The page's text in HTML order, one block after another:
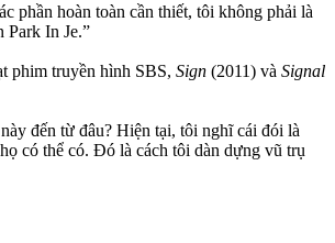
phần hoàn toàn cần thiết, tôi không phải là
Park In Je.”
phim truyền hình SBS, Sign (2011) và Signal
đến từ đâu? Hiện tại, tôi nghĩ cái đói là
có thể có. Đó là cách tôi dàn dựng vũ trụ